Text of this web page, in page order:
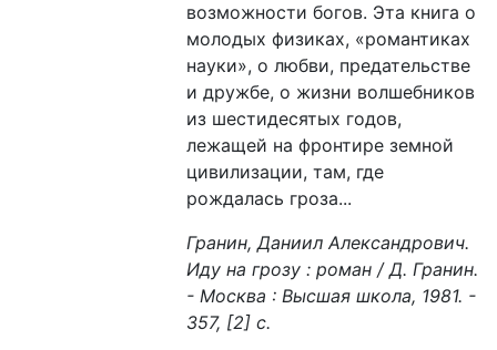
возможности богов. Эта книга о
молодых физиках, «романтиках
науки», о любви, предательстве
и дружбе, о жизни волшебников
из шестидесятых годов,
лежащей на фронтире земной
цивилизации, там, где
рождалась гроза...
Гранин, Даниил Александрович.
Иду на грозу : роман / Д. Гранин.
- Москва : Высшая школа, 1981. -
357, [2] с.